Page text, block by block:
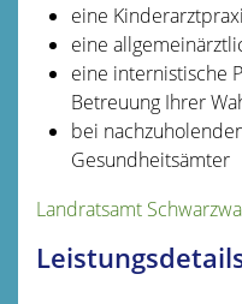
eine
eine
eine internistische
Betreuung Ihrer
bei
Gesundheitsämter
Landratsamt